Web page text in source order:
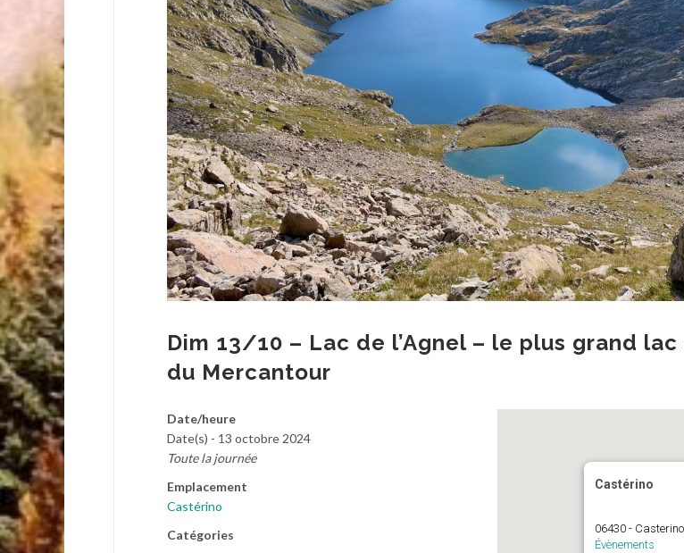
Dim 13/10 – Lac de l’Agnel – le plus grand
du Mercantour
Castérino
06430 - Casterino
Évènements
Date/heure
Date(s) - 13 octobre 2024
Toute la journée
Emplacement
Castérino
Catégories